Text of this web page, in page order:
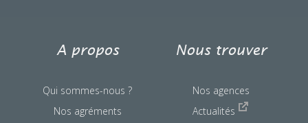
A propos
Qui sommes-nous ?
Nos agréments
Nous trouver
Nos agences
Actualités